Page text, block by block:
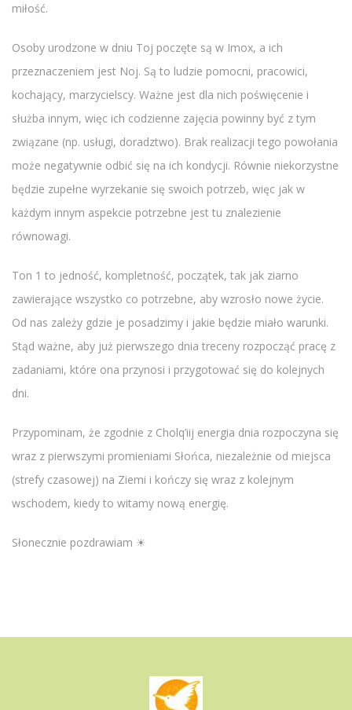
miłość.
Osoby urodzone w dniu Toj poczęte są w Imox, a ich
przeznaczeniem jest Noj. Są to ludzie pomocni, pracowici,
kochający, marzycielscy. Ważne jest dla nich poświęcenie i
służba innym, więc ich codzienne zajęcia powinny być z tym
związane (np. usługi, doradztwo). Brak realizacji tego powołania
może negatywnie odbić się na ich kondycji. Równie niekorzystne
będzie zupełne wyrzekanie się swoich potrzeb, więc jak w
każdym innym aspekcie potrzebne jest tu znalezienie
równowagi.
Ton 1 to jedność, kompletność, początek, tak jak ziarno
zawierające wszystko co potrzebne, aby wzrosło nowe życie.
Od nas zależy gdzie je posadzimy i jakie będzie miało warunki.
Stąd ważne, aby już pierwszego dnia treceny rozpocząć pracę z
zadaniami, które ona przynosi i przygotować się do kolejnych
dni.
Przypominam, że zgodnie z Cholq’iij energia dnia rozpoczyna się
wraz z pierwszymi promieniami Słońca, niezależnie od miejsca
(strefy czasowej) na Ziemi i kończy się wraz z kolejnym
wschodem, kiedy to witamy nową energię.
Słonecznie pozdrawiam ☀